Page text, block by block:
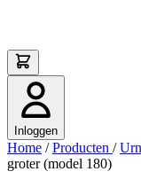
Inloggen
Home / Producten /
groter (model 180)